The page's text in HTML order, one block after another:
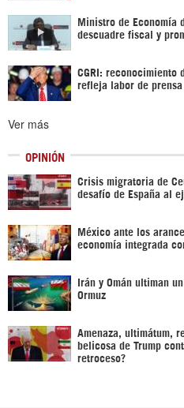
Ministro de Economía
descuadre fiscal y
CGRI: reconocimiento
refleja labor de
Ver más
OPINIÓN
Crisis migratoria de
desafío de España al
México ante los
economía integrada
Irán y Omán ultiman
Ormuz
Amenaza, ultimátum,
belicosa de Trump
retroceso?